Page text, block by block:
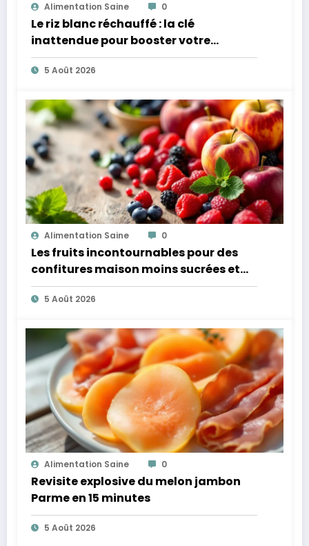
Alimentation Saine 0
Le riz blanc réchauffé : la clé
inattendue pour booster votre
microbiote
5 Août 2026
Alimentation Saine 0
Les fruits incontournables pour des
confitures maison moins sucrées et
plus légères
5 Août 2026
Alimentation Saine 0
Revisite explosive du melon jambon
Parme en 15 minutes
5 Août 2026